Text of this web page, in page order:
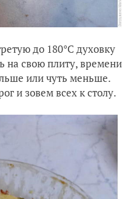
до 180°C духовку
на свою плиту, времени
или чуть меньше.
и зовем всех к столу.